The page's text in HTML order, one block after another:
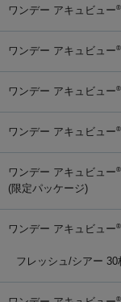
ワンデー アキュビュー®
ワンデー アキュビュー®
ワンデー アキュビュー®
ワンデー アキュビュー®
ワンデー アキュビュー®
(限定パッケージ)
ワンデー アキュビュー®
フレッシュ/シアー 30
®